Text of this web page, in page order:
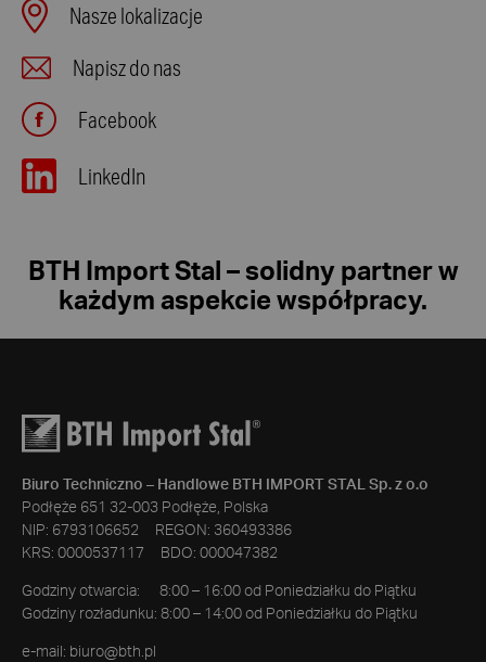
Nasze lokalizacje
Napisz do nas
Facebook
LinkedIn
BTH Import Stal – solidny partner w
każdym aspekcie współpracy.
Biuro Techniczno – Handlowe BTH IMPORT STAL Sp. z o.o
Podłęże 651 32-003 Podłęże, Polska
NIP: 6793106652 REGON: 360493386
KRS: 0000537117 BDO: 000047382
Godziny otwarcia: 8:00 – 16:00 od Poniedziałku do Piątku
Godziny rozładunku: 8:00 – 14:00 od Poniedziałku do Piątku
e-mail: biuro@bth.pl